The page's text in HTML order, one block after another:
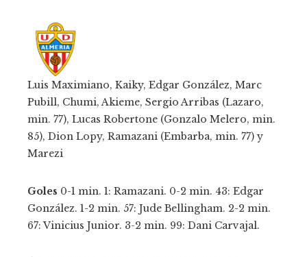
Luis Maximiano, Kaiky, Edgar González, Marc
Pubill, Chumi, Akieme, Sergio Arribas (Lazaro,
min. 77), Lucas Robertone (Gonzalo Melero, min.
85), Dion Lopy, Ramazani (Embarba, min. 77) y
Marezi
Goles 0-1 min. 1: Ramazani. 0-2 min. 43: Edgar
González. 1-2 min. 57: Jude Bellingham. 2-2 min.
67: Vinicius Junior. 3-2 min. 99: Dani Carvajal.